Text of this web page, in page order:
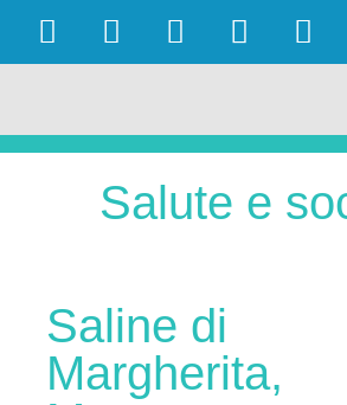
Salute e
Saline di
Margherita,